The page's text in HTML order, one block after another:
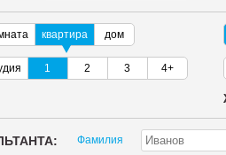
квартира дом
1 2 3 4+
Фамилия